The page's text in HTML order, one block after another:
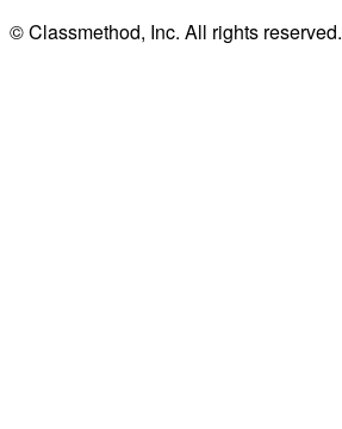
© Classmethod, Inc. All rights reserved.